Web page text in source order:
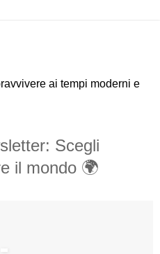
ai tempi moderni e
Scegli
il mondo 🌍